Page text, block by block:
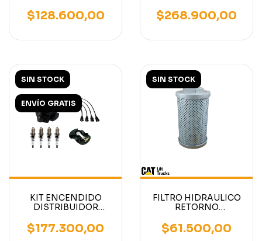
K21 K25
$128.600,00
TD27 BD30
$268.900,00
SIN STOCK
ENVÍO GRATIS
KIT ENCENDIDO
DISTRIBUIDOR
MOTOR NISSAN K21-
K15-K25
$177.300,00
SIN STOCK
FILTRO HIDRAULICO
RETORNO
MITSUBISHI /
CATERPILLAR /
$61.500,00